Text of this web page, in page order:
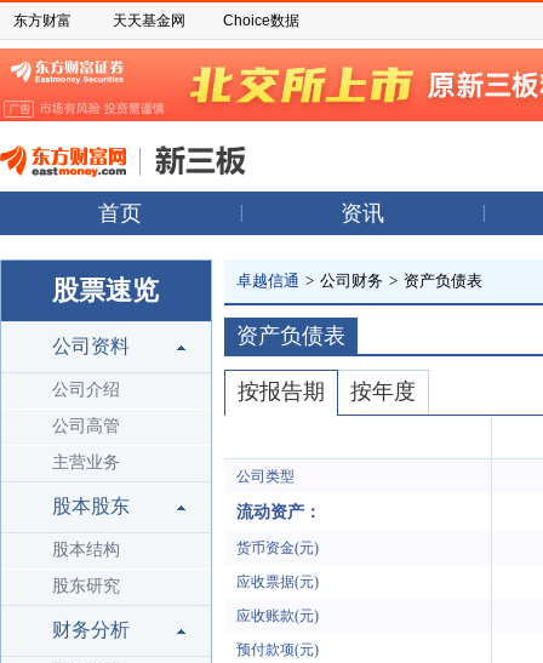
东方财富 天天基金网 Choice数据
首页 资讯
股票速览
公司资料
公司介绍
公司高管
主营业务
股本股东
股本结构
股东研究
财务分析
卓越信通 > 公司财务 > 资产负债表
资产负债表
按报告期 按年度
公司类型
流动资产：
货币资金(元)
应收票据(元)
应收账款(元)
预付款项(元)